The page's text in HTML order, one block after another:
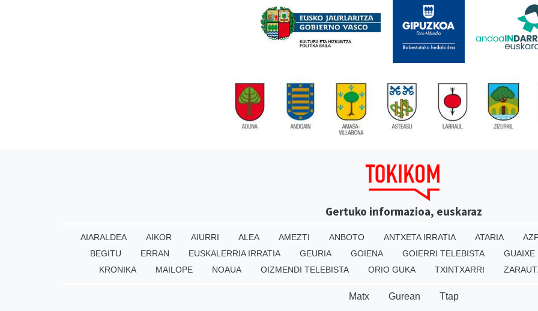
Gertuko informazioa, euskaraz
AIARALDEA AIKOR AIURRI ALEA AMEZTI ANBOTO ANTXETA IRRATIA ATARIA
BEGITU
ERRAN EUSKALERRIA IRRATIA GEURIA GOIENA GOIERRI TELEBISTA
GUAIXE
KRONIKA
MAILOPE NOAUA OIZMENDI TELEBISTA ORIO GUKA TXINTXARRI
Matx Gurean Ttap